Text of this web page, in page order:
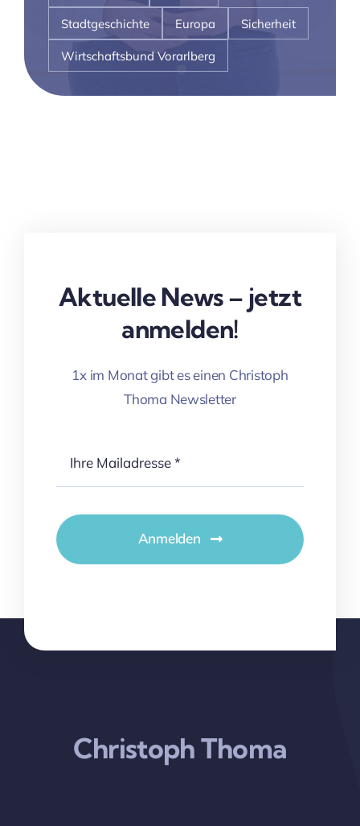
Stadtgeschichte Europa Sicherheit
Wirtschaftsbund Vorarlberg
Aktuelle News – jetzt
anmelden!
1x im Monat gibt es einen Christoph
Thoma Newsletter
Anmelden
Christoph Thoma